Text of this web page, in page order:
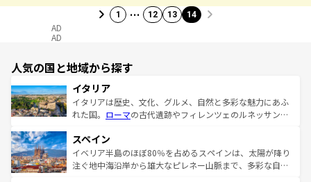
1 … 12 13 14
AD
AD
人気の国と地域から探す
イタリア
イタリアは歴史、文化、グルメ、自然と多彩な魅力にあふ
れた国。 ローマの古代遺跡やフィレンツェのルネッサンス
ろん、トスカーナの美しい田園風景やアマルフィ海岸の絶
景など、自然景観も見逃せない。観光の合間には、本場の
ピザやパスタなど、絶品のイタリア料理を堪能することも
スペイン
イベリア半島のほぼ80％を占めるスペインは、太陽が降り
注ぐ地中海沿岸から雄大なピレネー山脈まで、多彩な自然